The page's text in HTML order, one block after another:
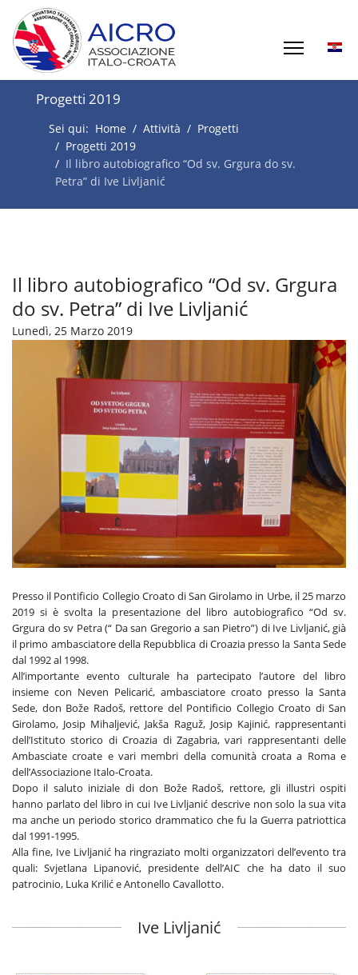
Progetti 2019
Sei qui: Home Attività
Progetti
Progetti 2019
Il libro autobiografico “Od sv. Grgura do sv.
Petra” di Ive Livljanić
Il libro autobiografico “Od sv. Grgura
do sv. Petra” di Ive Livljanić
Lunedì, 25 Marzo 2019
Presso il Pontificio Collegio Croato di San Girolamo in Urbe, il 25 marzo
2019 si è svolta la presentazione del libro autobiografico “Od sv.
Grgura do sv Petra (“ Da san Gregorio a san Pietro”) di Ive Livljanić, già
il primo ambasciatore della Repubblica di Croazia presso la Santa Sede
dal 1992 al 1998.
All’importante evento culturale ha partecipato l’autore del libro
insieme con Neven Pelicarić, ambasciatore croato presso la Santa
Sede, don Bože Radoš, rettore del Pontificio Collegio Croato di San
Girolamo, Josip Mihaljević, Jakša Raguž, Josip Kajinić, rappresentanti
dell’Istituto storico di Croazia di Zagabria, vari rappresentanti delle
Ambasciate croate e vari membri della comunità croata a Roma e
dell’Associazione Italo-Croata.
Dopo il saluto iniziale di don Bože Radoš, rettore, gli illustri ospiti
hanno parlato del libro in cui Ive Livljanić descrive non solo la sua vita
ma anche un periodo storico drammatico che fu la Guerra patriottica
dal 1991-1995.
Alla fine, Ive Livljanić ha ringraziato molti organizzatori dell’evento tra
quali: Svjetlana Lipanović, presidente dell’AIC che ha dato il suo
patrocinio, Luka Krilić e Antonello Cavallotto.
Ive Livljanić